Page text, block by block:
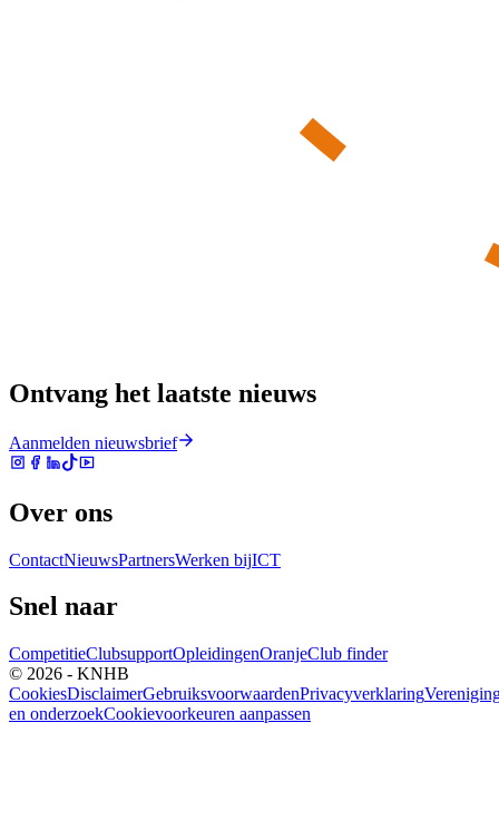
Ontvang het laatste nieuws
Aanmelden nieuwsbrief
Over ons
ContactNieuwsPartnersWerken bijICT
Snel naar
CompetitieClubsupportOpleidingenOranjeClub finder
© 2026 - KNHB
CookiesDisclaimerGebruiksvoorwaardenPrivacyverklaring
en onderzoekCookievoorkeuren aanpassen